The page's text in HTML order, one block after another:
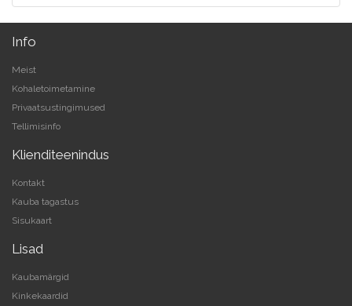
Info
Meist
Kohaletoimetamine
Privaatsustingimused
Tellimisinfo
Klienditeenindus
Kontakt
Kauba tagastus
Sisukaart
Lisad
Kaubamärgid
Kinkekaardid